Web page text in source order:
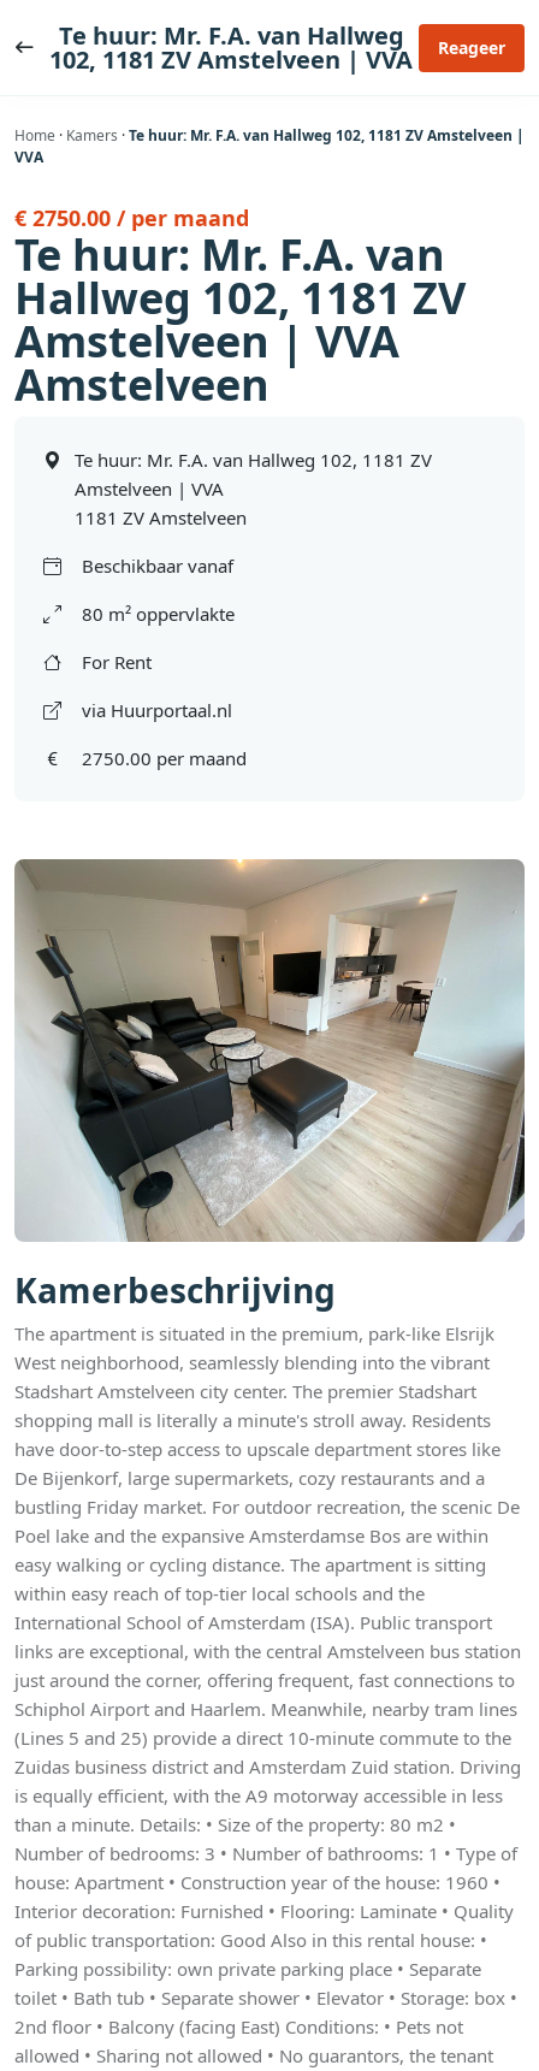
naar
Te huur: Mr. F.A. van Hallweg
102, 1181 ZV Amstelveen | VVA Reageer
Home · Kamers ·Te huur: Mr. F.A. van Hallweg 102, 1181 ZV Amstelveen |
VVA
Kamerbeschrijving
The apartment is situated in the premium, park-like Elsrijk
West neighborhood, seamlessly blending into the vibrant
Stadshart Amstelveen city center. The premier Stadshart
shopping mall is literally a minute's stroll away. Residents
have door-to-step access to upscale department stores like
De Bijenkorf, large supermarkets, cozy restaurants and a
bustling Friday market. For outdoor recreation, the scenic De
Poel lake and the expansive Amsterdamse Bos are within
easy walking or cycling distance. The apartment is sitting
within easy reach of top-tier local schools and the
International School of Amsterdam (ISA). Public transport
links are exceptional, with the central Amstelveen bus station
just around the corner, offering frequent, fast connections to
Schiphol Airport and Haarlem. Meanwhile, nearby tram lines
(Lines 5 and 25) provide a direct 10-minute commute to the
Zuidas business district and Amsterdam Zuid station. Driving
is equally efficient, with the A9 motorway accessible in less
than a minute. Details: • Size of the property: 80 m2 •
Number of bedrooms: 3 • Number of bathrooms: 1 • Type of
house: Apartment • Construction year of the house: 1960 •
Interior decoration: Furnished • Flooring: Laminate • Quality
of public transportation: Good Also in this rental house: •
Parking possibility: own private parking place • Separate
toilet • Bath tub • Separate shower • Elevator • Storage: box •
2nd floor • Balcony (facing East) Conditions: • Pets not
allowed • Sharing not allowed • No guarantors, the tenant
€ 2750.00 / per maand
Te huur: Mr. F.A. van
Hallweg 102, 1181 ZV
Amstelveen | VVA
Amstelveen
Te huur: Mr. F.A. van Hallweg 102, 1181 ZV
Amstelveen | VVA
1181 ZV Amstelveen
Beschikbaar vanaf
80 m² oppervlakte
For Rent
via Huurportaal.nl
2750.00 per maand